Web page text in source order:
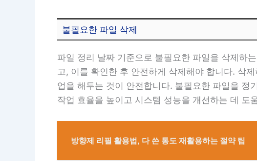
불필요한 파일 삭제
파일 정리 날짜 기준으로 불필요한 파일을 삭제하
고, 이를 확인한 후 안전하게 삭제해야 합니다. 삭
업을 해두는 것이 안전합니다. 불필요한 파일을 정
작업 효율을 높이고 시스템 성능을 개선하는 데 도
방향제 리필 활용법, 다 쓴 통도 재활용하는 절약 팁